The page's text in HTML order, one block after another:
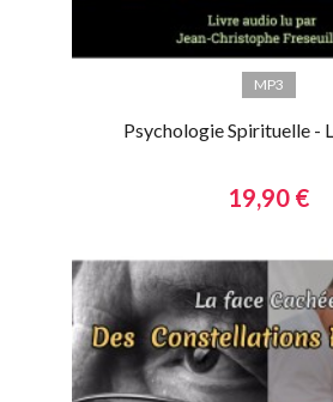
MP3
Psychologie Spirituelle -
19,90 €